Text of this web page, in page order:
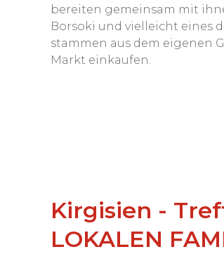
bereiten gemeinsam mit
Borsoki und vielleicht eines
stammen aus dem eigenen
Markt einkaufen.
Kirgisien -
LOKALEN